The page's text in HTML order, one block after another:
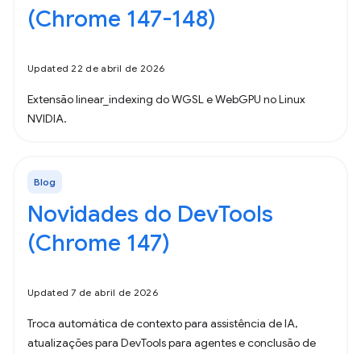
(Chrome 147-148)
Updated 22 de abril de 2026
Extensão linear_indexing do WGSL e WebGPU no Linux
NVIDIA.
Blog
Novidades do DevTools
(Chrome 147)
Updated 7 de abril de 2026
Troca automática de contexto para assistência de IA,
atualizações para DevTools para agentes e conclusão de